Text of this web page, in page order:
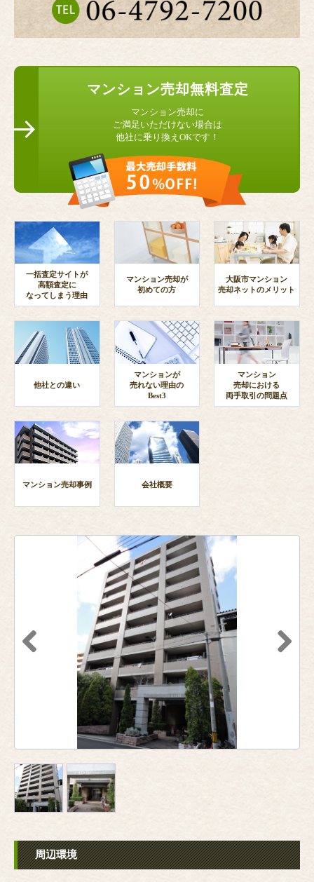
マンション売却無料査定
マンション売却に
ご満足いただけない場合は
他社に乗り換えOKです！
一括査定サイトが
高額査定に
なってしまう理由
マンション売却が
初めての方
大阪市マンション
売却ネットのメリット
他社との違い
マンションが
売れない理由の
Best3
マンション
売却における
両手取引の問題点
マンション売却事例 会社概要
周辺環境